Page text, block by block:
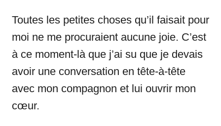
Toutes les petites choses qu’il faisait pour
moi ne me procuraient aucune joie. C’est
à ce moment-là que j’ai su que je devais
avoir une conversation en tête-à-tête
avec mon compagnon et lui ouvrir mon
cœur.